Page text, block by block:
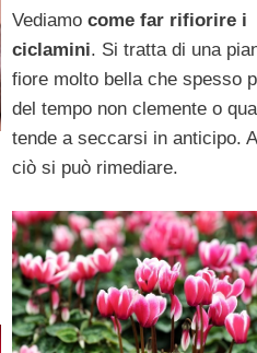
Vediamo come far rifiorire i
ciclamini. Si tratta di una
fiore molto bella che spesso
del tempo non clemente o
tende a seccarsi in anticipo.
ciò si può rimediare.